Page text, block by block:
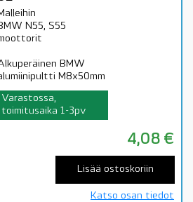
N55, S55
BMW
M8x50mm
Varastossa,
toimitusaika 1-3pv
4,08 €
Lisää ostoskoriin
Katso osan tiedot